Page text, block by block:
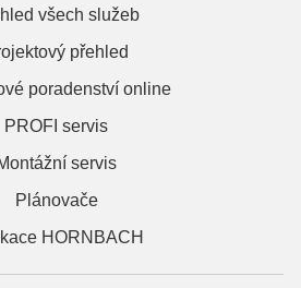
všech služeb
přehled
poradenství online
PROFI servis
servis
Plánovače
HORNBACH